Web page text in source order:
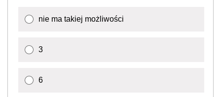
nie ma takiej możliwości
3
6